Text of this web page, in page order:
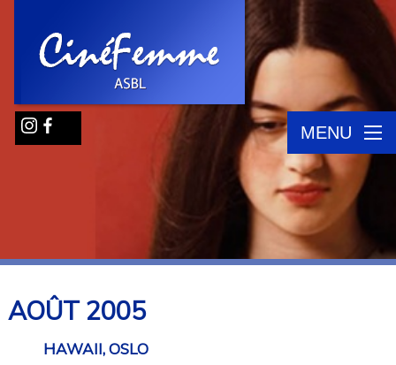
MENU
AOÛT2005
HAWAII, OSLO